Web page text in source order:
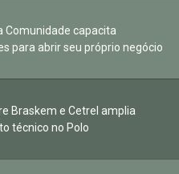
Comunidade capacita
para abrir seu próprio negócio
Braskem e Cetrel amplia
técnico no Polo